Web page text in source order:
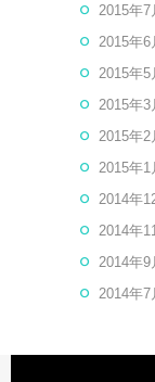
2015年7
2015年6
2015年5
2015年3
2015年2
2015年1
2014年
2014年
2014年9
2014年7